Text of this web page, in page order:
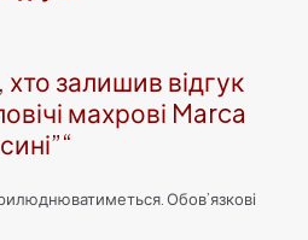
залишив відгук
махрові Marca
Обов’язкові